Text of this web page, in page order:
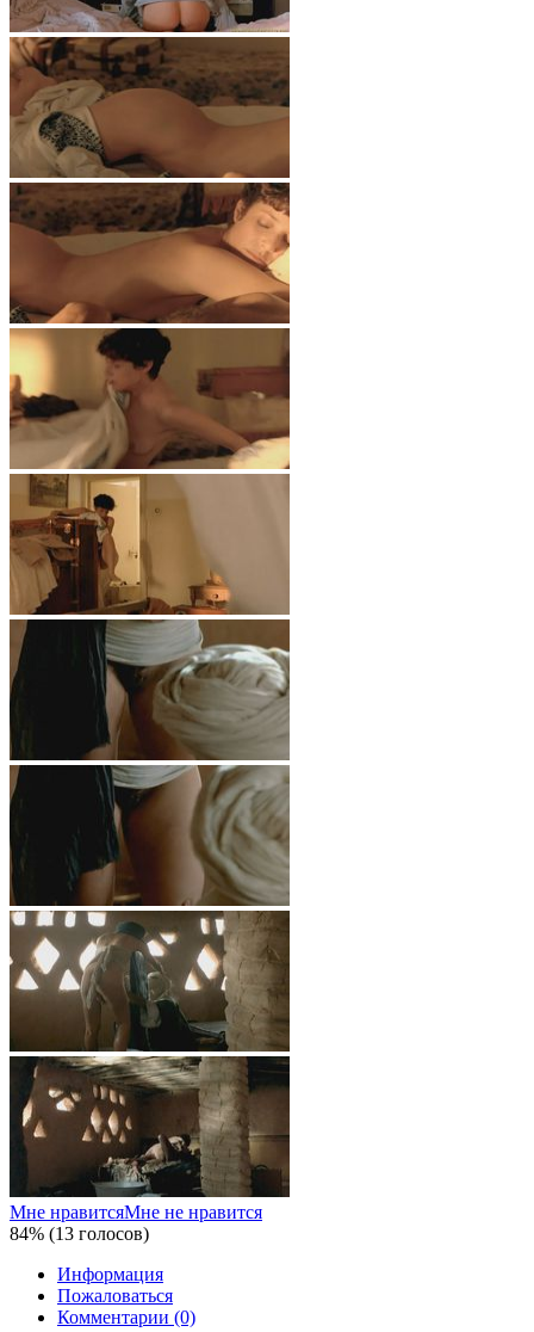
Мне нравитсяМне не нравится
84% (13 голосов)
Информация
Пожаловаться
Комментарии (0)